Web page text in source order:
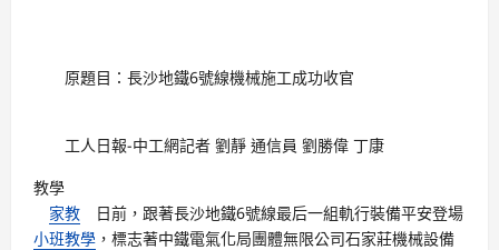
原題目：長沙地鐵6號線機械施工成功收官
工人日報-中工網記者 劉靜 通信員 劉勝偉 丁康
教學
家教 日前，跟著長沙地鐵6號線最后一組軌行裝備平安登場
小班教學 ，標志著中鐵電氣化局團體無限公司石家莊機械設備